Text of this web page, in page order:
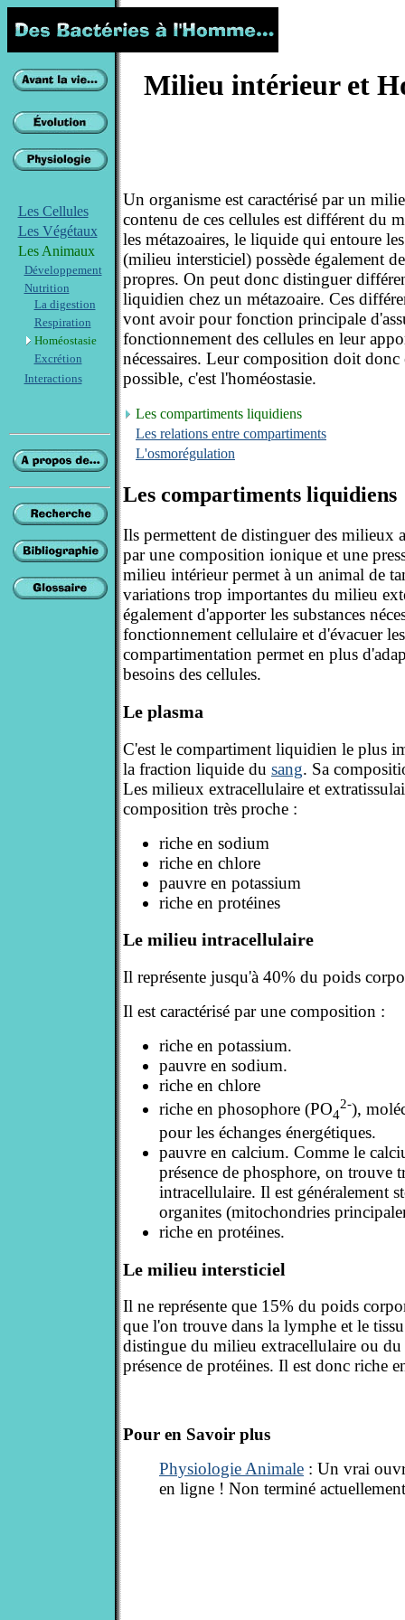
Les Cellules
Les Végétaux
Les Animaux
Développement
Nutrition
La digestion
Respiration
Homéostasie
Excrétion
Interactions
Milieu intérieur et
Un organisme est caractérisé par un
contenu de ces cellules est différent du
les métazoaires, le liquide qui entoure
(milieu intersticiel) possède également
propres. On peut donc distinguer
liquidien chez un métazoaire. Ces
vont avoir pour fonction principale
fonctionnement des cellules en leur
nécessaires. Leur composition doit donc
possible, c'est l'homéostasie.
Les compartiments liquidiens
Les relations entre compartiments
L'osmorégulation
Les compartiments liquidiens
Ils permettent de distinguer des milieux
par une composition ionique et une
milieu intérieur permet à un animal de
variations trop importantes du milieu
également d'apporter les substances
fonctionnement cellulaire et d'évacuer
compartimentation permet en plus
besoins des cellules.
Le plasma
C'est le compartiment liquidien le plus
la fraction liquide du sang. Sa
Les milieux extracellulaire et
composition très proche :
riche en sodium
riche en chlore
pauvre en potassium
riche en protéines
Le milieu intracellulaire
Il représente jusqu'à 40% du poids
Il est caractérisé par une composition :
riche en potassium.
pauvre en sodium.
riche en chlore
riche en phosophore (PO4
2-),
pour les échanges énergétiques.
pauvre en calcium. Comme le
présence de phosphore, on trouve
intracellulaire. Il est généralement
organites (mitochondries
riche en protéines.
Le milieu intersticiel
Il ne représente que 15% du poids
que l'on trouve dans la lymphe et le
distingue du milieu extracellulaire ou du
présence de protéines. Il est donc riche
Pour en Savoir plus
Physiologie Animale : Un vrai
en ligne ! Non terminé